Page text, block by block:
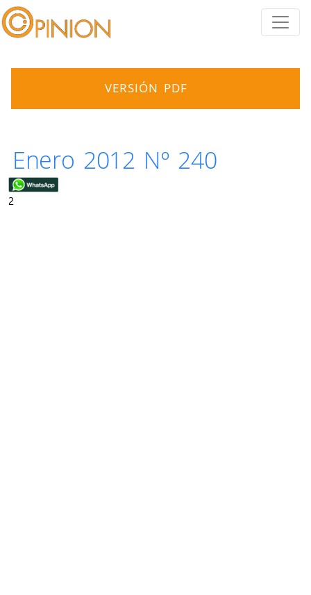
VERSIÓN PDF
Enero 2012 Nº 240
2